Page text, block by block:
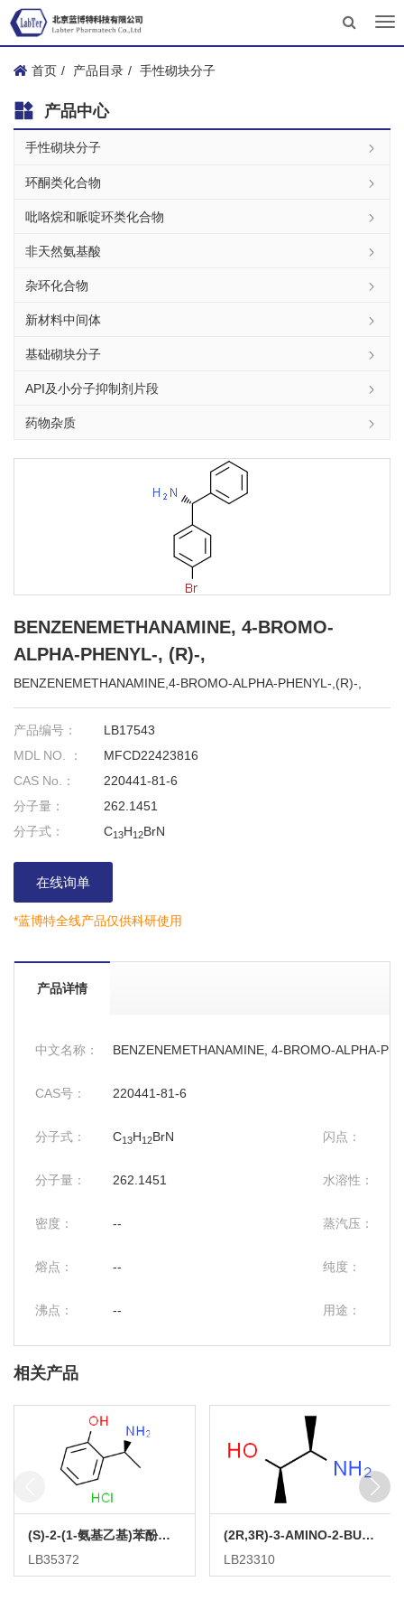
首页
产品目录 手性砌块分子
产品中心
手性砌块分子
环酮类化合物
吡咯烷和哌啶环类化合物
非天然氨基酸
杂环化合物
新材料中间体
基础砌块分子
API及小分子抑制剂片段
药物杂质
BENZENEMETHANAMINE, 4-BROMO-
ALPHA-PHENYL-, (R)-,
BENZENEMETHANAMINE,4-BROMO-ALPHA-PHENYL-,(R)-,
产品编号：
LB17543
MDL NO. ：
MFCD22423816
CAS No.：
220441-81-6
分子量：
262.1451
分子式：
C13H12BrN
在线询单
*蓝博特全线产品仅供科研使用
产品详情
中文名称： BENZENEMETHANAMINE, 4-BROMO-ALPHA-
CAS号： 220441-81-6
分子式： C13H12BrN 闪点：
分子量： 262.1451 水溶性：
密度： -- 蒸汽压：
熔点： -- 纯度：
沸点： -- 用途：
相关产品
(S)-2-(1-氨基乙基)苯酚盐酸盐
LB35372
(2R,3R)-3-AMINO-2-BUTANOL HYDROCHLORIDE
LB23310